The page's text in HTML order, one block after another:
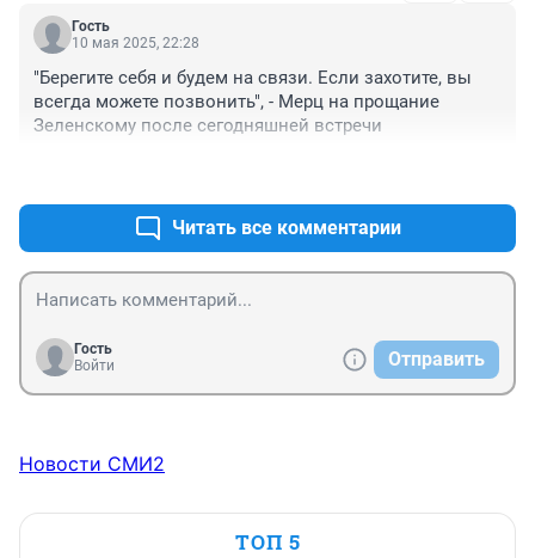
Гость
10 мая 2025, 22:28
"Берегите себя и будем на связи. Если захотите, вы
всегда можете позвонить", - Мерц на прощание
Зеленскому после сегодняшней встречи
Читать все комментарии
Гость
Войти
Отправить
Новости СМИ2
ТОП 5